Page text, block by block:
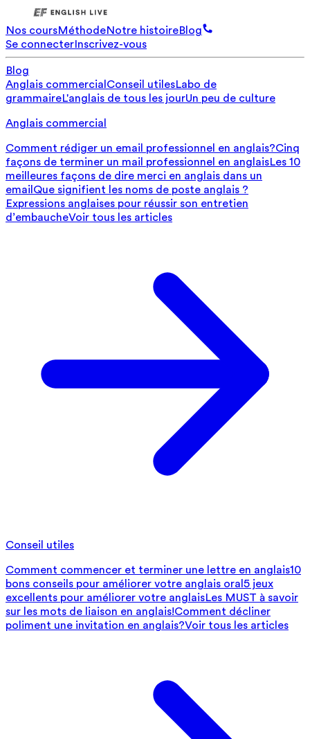
Nos coursMéthodeNotre histoireBlog
Se connecterInscrivez-vous
Blog
Anglais commercial Conseil utilesLabo de
grammaireL'anglais de tous les jourUn peu de culture
Anglais commercial
Comment rédiger un email professionnel en anglais?Cinq
façons de terminer un mail professionnel en anglaisLes 10
meilleures façons de dire merci en anglais dans un
email Que signifient les noms de poste anglais ?
Expressions anglaises pour réussir son entretien
d’embaucheVoir tous les articles
Conseil utiles
Comment commencer et terminer une lettre en anglais10
bons conseils pour améliorer votre anglais oral 5 jeux
excellents pour améliorer votre anglaisLes MUST à savoir
sur les mots de liaison en anglais!Comment décliner
poliment une invitation en anglais?Voir tous les articles